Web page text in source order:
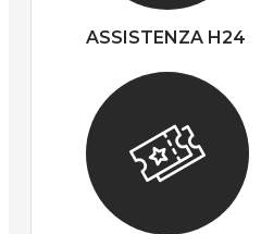
ASSISTENZA H24